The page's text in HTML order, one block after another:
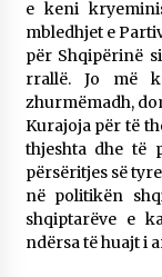
e keni
mbledhjet e
për Shqipërinë
rrallë. Jo më
zhurmëmadh,
Kurajoja për të
thjeshta dhe të
përsëritjes së
në politikën
shqiptarëve e
ndërsa të huajt i